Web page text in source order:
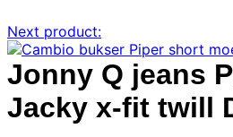
Next product:
Jonny Q jeans
Jacky x-fit twill